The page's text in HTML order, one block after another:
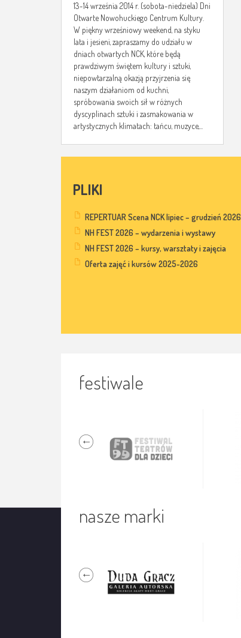
13-14 września 2014 r. (sobota-niedziela) Dni
Otwarte Nowohuckiego Centrum Kultury.
W piękny wrześniowy weekend, na styku
lata i jesieni, zapraszamy do udziału w
dniach otwartych NCK, które będą
prawdziwym świętem kultury i sztuki,
niepowtarzalną okazją przyjrzenia się
naszym działaniom od kuchni,
spróbowania swoich sił w różnych
dyscyplinach sztuki i zasmakowania w
artystycznych klimatach: tańcu, muzyce,...
PLIKI
REPERTUAR Scena NCK lipiec – grudzień 2026
NH FEST 2026 – wydarzenia i wystawy
NH FEST 2026 – kursy, warsztaty i zajęcia
Oferta zajęć i kursów 2025-2026
festiwale
nasze marki